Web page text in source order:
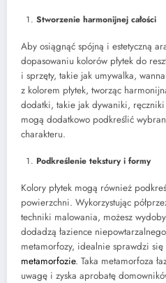
Stworzenie harmonijnej całości
Aby osiągnąć spójną i estetyczną
dopasowaniu kolorów płytek do
i sprzęty, takie jak umywalka,
z kolorem płytek, tworząc
dodatki, takie jak dywaniki,
mogą dodatkowo podkreślić
charakteru.
Podkreślenie tekstury i formy
Kolory płytek mogą również
powierzchni. Wykorzystując
techniki malowania, możesz
dodadzą łazience
metamorfozy, idealnie sprawdzi się
metamorfozie. Taka metamorfoza
uwagę i zyska aprobatę